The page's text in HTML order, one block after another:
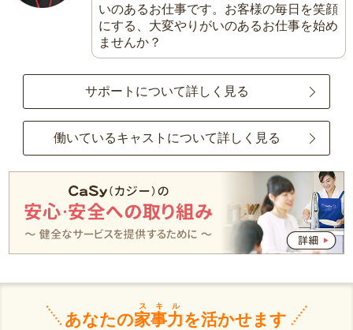
いのあるお仕事です。お客様の毎日を笑顔
にする、大変やりがいのあるお仕事を始め
ませんか？
サポートについて詳しく見る
働いているキャストについて詳しく見る
あなたの家事力
スキル
を活かせます